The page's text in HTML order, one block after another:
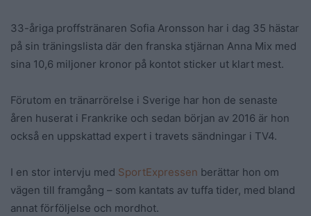
33-åriga proffstränaren Sofia Aronsson har i dag 35 hästar
på sin träningslista där den franska stjärnan Anna Mix med
sina 10,6 miljoner kronor på kontot sticker ut klart mest.
Förutom en tränarrörelse i Sverige har hon de senaste
åren huserat i Frankrike och sedan början av 2016 är hon
också en uppskattad expert i travets sändningar i TV4.
I en stor intervju med SportExpressen berättar hon om
vägen till framgång – som kantats av tuffa tider, med bland
annat förföljelse och mordhot.